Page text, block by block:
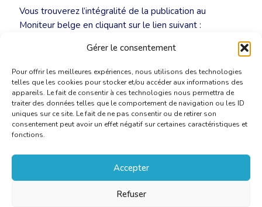
Gérer le consentement
Pour offrir les meilleures expériences, nous utilisons des technologies
telles que les cookies pour stocker et/ou accéder aux informations des
appareils. Le fait de consentir à ces technologies nous permettra de
traiter des données telles que le comportement de navigation ou les ID
uniques sur ce site. Le fait de ne pas consentir ou de retirer son
consentement peut avoir un effet négatif sur certaines caractéristiques et
fonctions.
Accepter
Refuser
Vous trouverez l’intégralité de la publication au
Moniteur belge en cliquant sur le lien suivant :
https://www.ejustice.just.fgov.be/mopdf/2026/01/21_1.pdf